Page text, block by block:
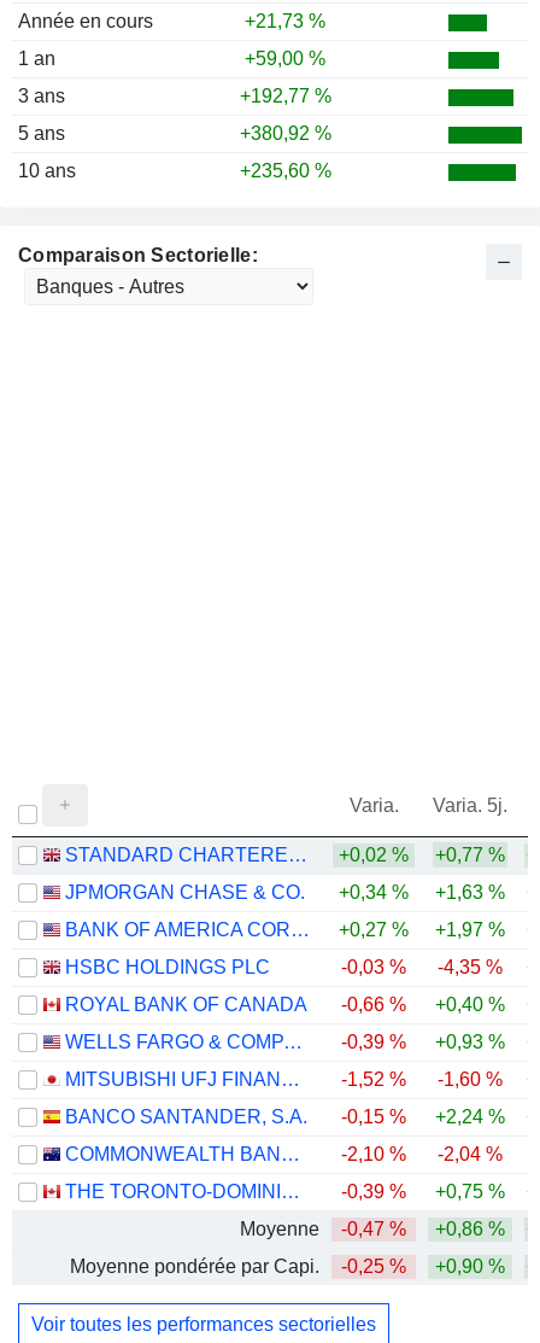
Année en cours
+21,73 %
1 an
+59,00 %
3 ans
+192,77 %
5 ans
+380,92 %
10 ans
+235,60 %
Comparaison Sectorielle:
Varia. Varia. 5j.
STANDARD CHARTERED PLC +0,02 % +0,77 %
JPMORGAN CHASE & CO.
+0,34 % +1,63 %
BANK OF AMERICA CORPORATION
+0,27 % +1,97 %
HSBC HOLDINGS PLC
-0,03 % -4,35 %
ROYAL BANK OF CANADA
-0,66 % +0,40 %
WELLS FARGO & COMPANY
-0,39 % +0,93 %
MITSUBISHI UFJ FINANCIAL GROUP, INC.
-1,52 % -1,60 %
BANCO SANTANDER, S.A.
-0,15 % +2,24 %
COMMONWEALTH BANK OF AUSTRALIA
-2,10 % -2,04 %
THE TORONTO-DOMINION BANK
-0,39 % +0,75 %
Moyenne
-0,47 % +0,86 %
Moyenne pondérée par Capi.
-0,25 % +0,90 %
Voir toutes les performances sectorielles